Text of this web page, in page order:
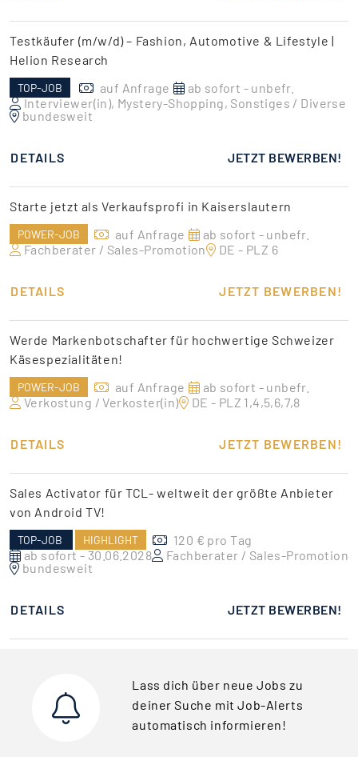
Testkäufer (m/w/d) – Fashion, Automotive & Lifestyle |
Helion Research
TOP-JOB auf Anfrage
ab sofort - unbefr.
Interviewer(in), Mystery-Shopping, Sonstiges / Diverse
bundesweit
DETAILS JETZT BEWERBEN!
Starte jetzt als Verkaufsprofi in Kaiserslautern
POWER-JOB auf Anfrage
ab sofort - unbefr.
Fachberater / Sales-Promotion
DE - PLZ 6
DETAILS JETZT BEWERBEN!
Werde Markenbotschafter für hochwertige Schweizer
Käsespezialitäten!
POWER-JOB auf Anfrage
ab sofort - unbefr.
Verkostung / Verkoster(in)
DE - PLZ 1,4,5,6,7,8
DETAILS JETZT BEWERBEN!
Sales Activator für TCL- weltweit der größte Anbieter
von Android TV!
TOP-JOB HIGHLIGHT
120 € pro Tag
ab sofort - 30.06.2028
Fachberater / Sales-Promotion
bundesweit
DETAILS JETZT BEWERBEN!
Lass dich über neue Jobs zu
deiner Suche mit Job-Alerts
automatisch informieren!